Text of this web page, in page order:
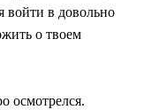
войти в довольно
о твоем
осмотрелся.